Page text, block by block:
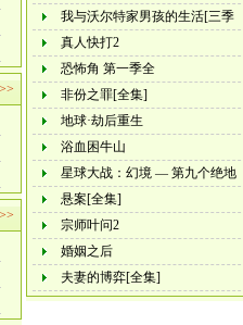
我与沃尔特家男孩的生活[三季
全]
真人快打2
恐怖角 第一季全
非份之罪[全集]
地球·劫后重生
浴血困牛山
星球大战：幻境 — 第九个绝地
武士[全集]
悬案[全集]
宗师叶问2
婚姻之后
夫妻的博弈[全集]